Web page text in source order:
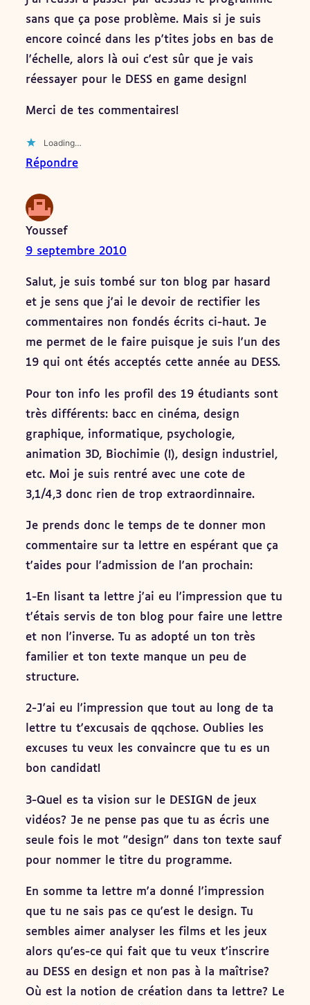
sans que ça pose problème. Mais si je suis
encore coincé dans les p'tites jobs en bas de
l'échelle, alors là oui c'est sûr que je vais
réessayer pour le DESS en game design!
Merci de tes commentaires!
Loading…
Répondre
Youssef
9 septembre 2010
Salut, je suis tombé sur ton blog par hasard
et je sens que j'ai le devoir de rectifier les
commentaires non fondés écrits ci-haut. Je
me permet de le faire puisque je suis l'un des
19 qui ont étés acceptés cette année au DESS.
Pour ton info les profil des 19 étudiants sont
très différents: bacc en cinéma, design
graphique, informatique, psychologie,
animation 3D, Biochimie (!), design industriel,
etc. Moi je suis rentré avec une cote de
3,1/4,3 donc rien de trop extraordinnaire.
Je prends donc le temps de te donner mon
commentaire sur ta lettre en espérant que ça
t'aides pour l'admission de l'an prochain:
1-En lisant ta lettre j'ai eu l'impression que tu
t'étais servis de ton blog pour faire une lettre
et non l'inverse. Tu as adopté un ton très
familier et ton texte manque un peu de
structure.
2-J'ai eu l'impression que tout au long de ta
lettre tu t'excusais de qqchose. Oublies les
excuses tu veux les convaincre que tu es un
bon candidat!
3-Quel es ta vision sur le DESIGN de jeux
vidéos? Je ne pense pas que tu as écris une
seule fois le mot "design" dans ton texte sauf
pour nommer le titre du programme.
En somme ta lettre m'a donné l'impression
que tu ne sais pas ce qu'est le design. Tu
sembles aimer analyser les films et les jeux
alors qu'es-ce qui fait que tu veux t'inscrire
au DESS en design et non pas à la maîtrise?
Où est la notion de création dans ta lettre? Le